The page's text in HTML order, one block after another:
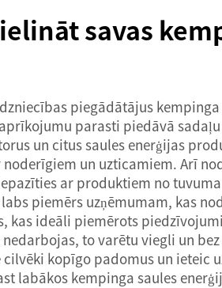
savas
piegādātājus
parasti piedāvā
un citus saules enerģijas
un uzticamiem. Arī
ar produktiem no
piemērs uzņēmumam, kas
kas ideāli piemērots
to varētu viegli un
kopīgo padomus un ieteic
labākos kempinga saules